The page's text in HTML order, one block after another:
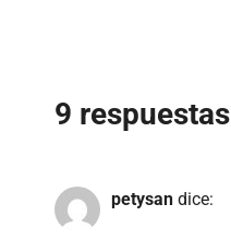
9 respuestas
petysan dice: